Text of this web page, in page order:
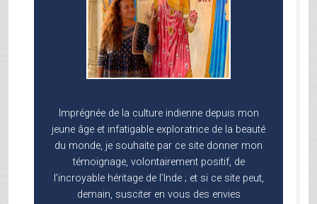
Imprégnée de la culture indienne depuis mon
jeune âge et infatigable exploratrice de la beauté
du monde, je souhaite par ce site donner mon
témoignage, volontairement positif, de
l’incroyable héritage de l’Inde ; et si ce site peut,
demain, susciter en vous des envies